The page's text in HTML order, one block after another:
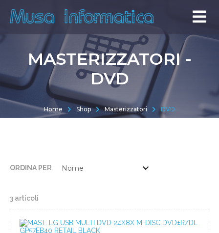
MASTERIZZATORI -
DVD
Home Shop Masterizzatori DVD
ORDINA PER
3 articoli